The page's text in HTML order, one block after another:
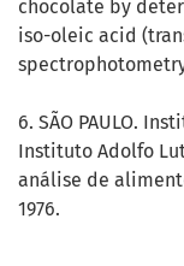
chocolate by
iso-oleic acid
6. SÃO PAULO.
Instituto Adolfo
análise de
1976.